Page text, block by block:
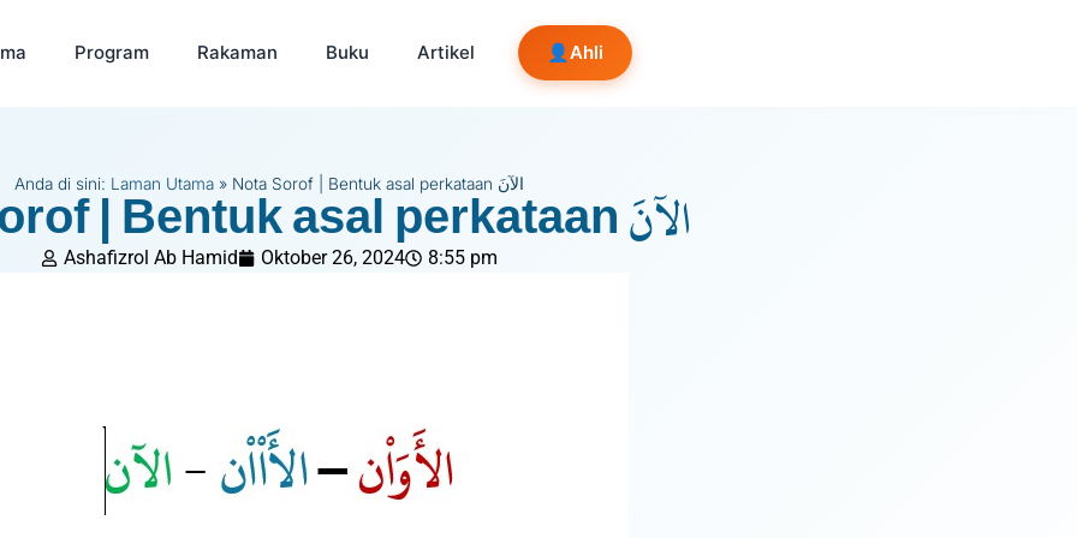
Program Rakaman Buku Artikel 👤 Ahli
Anda di sini: Laman Utama » Nota Sorof | Bentuk asal perkataan الآنَ Nota Sorof | Bentuk asal perkataan الآنَ Ashafizrol Ab Hamid Oktober 26, 2024 8:55 pm